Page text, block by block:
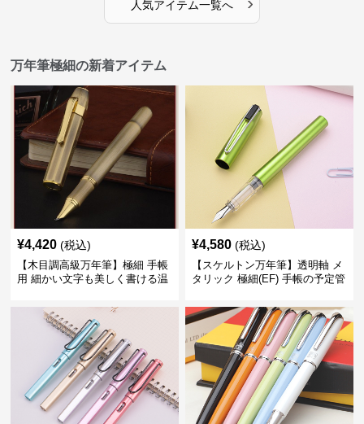
人気アイテム一覧へ
万年筆極細の新着アイテム
¥4,420 (税込)
【木目調高級万年筆】極細 手帳
用 細かい文字も美しく書ける温
¥4,580 (税込)
【スケルトン万年筆】透明軸 メ
タリック 極細(EF) 手帳の予定管
デザイン